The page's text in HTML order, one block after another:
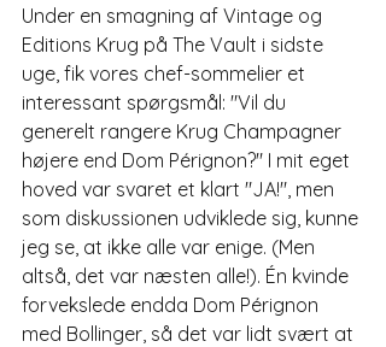
Under en smagning af Vintage og
Editions Krug på The Vault i sidste
uge, fik vores chef-sommelier et
interessant spørgsmål: "Vil du
generelt rangere Krug Champagner
højere end Dom Pérignon?" I mit eget
hoved var svaret et klart "JA!", men
som diskussionen udviklede sig, kunne
jeg se, at ikke alle var enige. (Men
altså, det var næsten alle!). Én kvinde
forvekslede endda Dom Pérignon
med Bollinger, så det var lidt svært at